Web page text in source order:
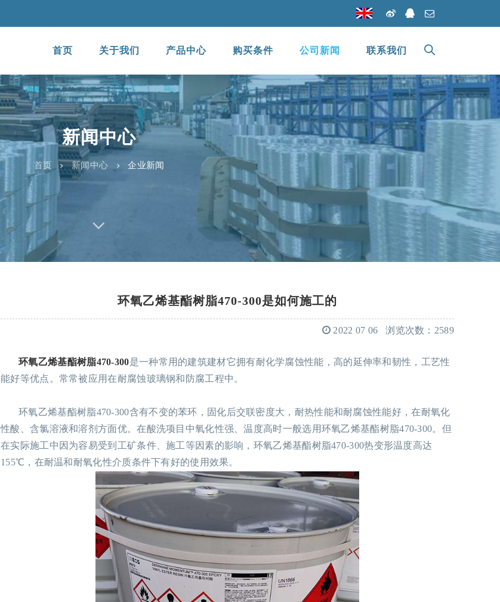
首页 关于我们 产品中心 购买条件 公司新闻 联系我们
新闻中心
首页 新闻中心 企业新闻
环氧乙烯基酯树脂470-300是如何施工的
浏览次数：2589
2022 07 06
环氧乙烯基酯树脂470-300是一种常用的建筑建材它拥有耐化学腐蚀性能，高的延伸率和韧性，工艺性
能好等优点。常常被应用在耐腐蚀玻璃钢和防腐工程中。
环氧乙烯基酯树脂470-300含有不变的苯环，固化后交联密度大，耐热性能和耐腐蚀性能好，在耐氧化
性酸、含氯溶液和溶剂方面优。在酸洗项目中氧化性强、温度高时一般选用环氧乙烯基酯树脂470-300。但
在实际施工中因为容易受到工矿条件、施工等因素的影响，环氧乙烯基酯树脂470-300热变形温度高达
155℃，在耐温和耐氧化性介质条件下有好的使用效果。